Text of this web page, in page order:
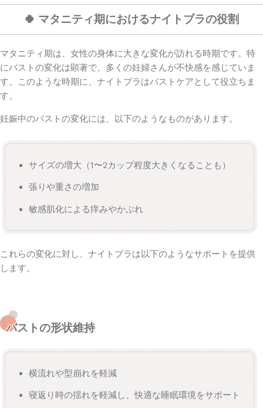
🍀 マタニティ期におけるナイトブラの役割
マタニティ期は、女性の身体に大きな変化が訪れる時期です。特
にバストの変化は顕著で、多くの妊婦さんが不快感を感じていま
す。このような時期に、ナイトブラはバストケアとして役立ちま
す。
妊娠中のバストの変化には、以下のようなものがあります。
サイズの増大（1〜2カップ程度大きくなることも）
張りや重さの増加
敏感肌化による痒みやかぶれ
これらの変化に対し、ナイトブラは以下のようなサポートを提供
します。
バストの形状維持
横流れや型崩れを軽減
寝返り時の揺れを軽減し、快適な睡眠環境をサポート